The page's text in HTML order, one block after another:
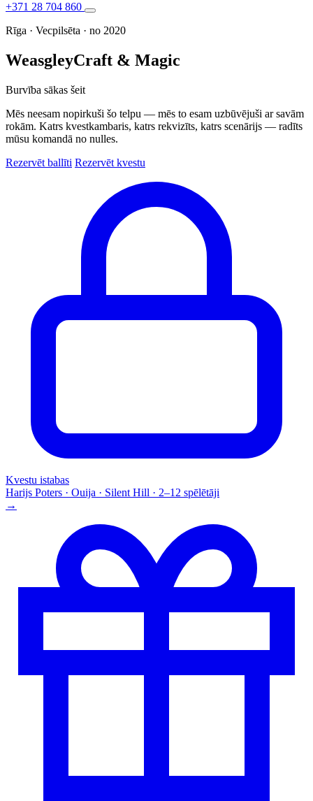
+371 28 704 860
Rīga · Vecpilsēta · no 2020
WeasgleyCraft & Magic
Burvība sākas šeit
Mēs neesam nopirkuši šo telpu — mēs to esam uzbūvējuši ar savām
rokām. Katrs kvestkambaris, katrs rekvizīts, katrs scenārijs — radīts
mūsu komandā no nulles.
Rezervēt ballīti Rezervēt kvestu
Kvestu istabas
Harijs Poters · Ouija · Silent Hill · 2–12 spēlētāji
→